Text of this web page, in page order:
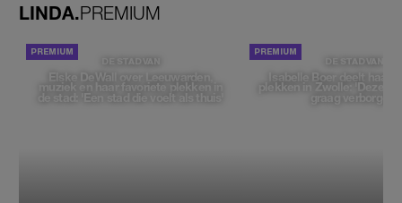
LINDA.PREMIUM
DE STAD VAN
Elske DeWall over Leeuwarden,
muziek en haar favoriete plekken in
de stad: 'Een stad die voelt als thuis'
DE STAD VAN
Isabelle Boer deelt haar
plekken in Zwolle: 'Deze
graag verborgen'